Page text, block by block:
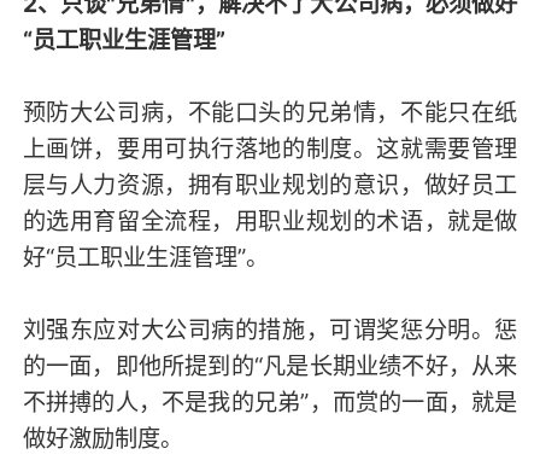
“员工职业生涯管理”
预防大公司病，不能口头的兄弟情，不能只在纸
上画饼，要用可执行落地的制度。这就需要管理
层与人力资源，拥有职业规划的意识，做好员工
的选用育留全流程，用职业规划的术语，就是做
好“员工职业生涯管理”。
刘强东应对大公司病的措施，可谓奖惩分明。惩
的一面，即他所提到的“凡是长期业绩不好，从来
不拼搏的人，不是我的兄弟”，而赏的一面，就是
做好激励制度。